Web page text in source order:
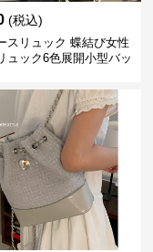
(税込)
スリュック 蝶結び女性
ュック6色展開小型バッ